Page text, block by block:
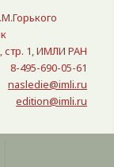
стр. 1, ИМЛИ РАН
8-495-690-05-61
nasledie@imli.ru
edition@imli.ru